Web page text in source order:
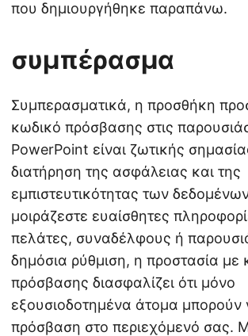
που δημιουργήθηκε παραπάνω.
συμπέρασμα
Συμπερασματικά, η προσθήκη
κωδικό πρόσβασης στις
PowerPoint είναι ζωτικής
διατήρηση της ασφάλειας και της
εμπιστευτικότητας των
μοιράζεστε ευαίσθητες
πελάτες, συναδέλφους ή
δημόσια ρύθμιση, η προστασία με
πρόσβασης διασφαλίζει ότι μόνο
εξουσιοδοτημένα άτομα μπορούν
πρόσβαση στο περιεχόμενό σας.